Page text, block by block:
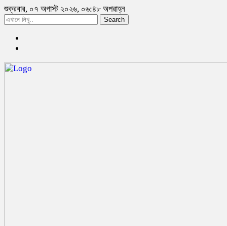
শুক্রবার, ০৭ অগাস্ট ২০২৬, ০৬:৪৮ অপরাহ্ন
Search